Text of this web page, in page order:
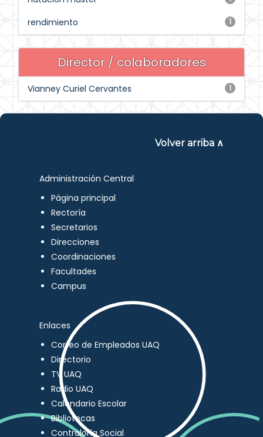
1
rendimiento
Director / colaboradores
1
Vianney Curiel Cervantes
Volver arriba ∧
Administración Central
Página principal
Rectoría
Secretarios
Direcciones
Coordinaciones
Facultades
Campus
Enlaces
Correo de Empleados UAQ
Directorio
TV UAQ
Radio UAQ
Calendario Escolar
Bibliotecas
Contraloría Social